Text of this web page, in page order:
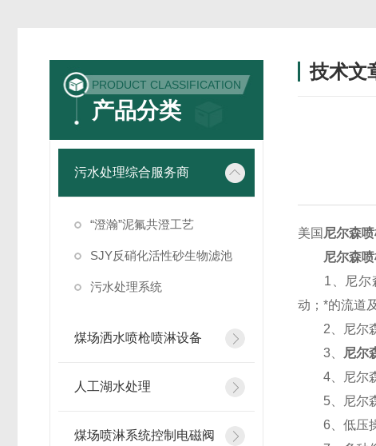
PRODUCT CLASSIFICATION
产品分类
污水处理综合服务商
“澄瀚”泥氟共澄工艺
SJY反硝化活性砂生物滤池
污水处理系统
煤场洒水喷枪喷淋设备
人工湖水处理
煤场喷淋系统控制电磁阀
技术文
美国 尼尔森
尼尔森
1、尼尔森
动；*的流道
2、尼尔森
3、
尼尔
4、尼尔森
5、尼尔森
6、低压操